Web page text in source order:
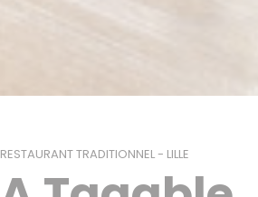
RESTAURANT TRADITIONNEL- LILLE